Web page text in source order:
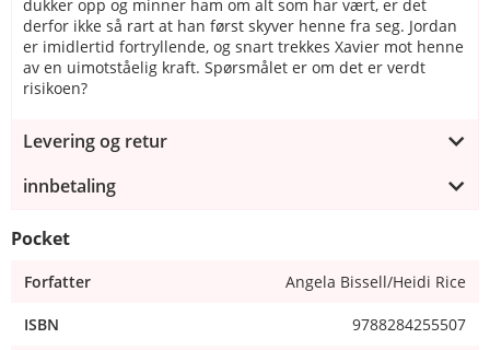
dukker opp og minner ham om alt som har vært, er det
derfor ikke så rart at han først skyver henne fra seg. Jordan
er imidlertid fortryllende, og snart trekkes Xavier mot henne
av en uimotståelig kraft. Spørsmålet er om det er verdt
risikoen?
Levering og retur
innbetaling
Pocket
Forfatter Angela Bissell/Heidi Rice
ISBN 9788284255507